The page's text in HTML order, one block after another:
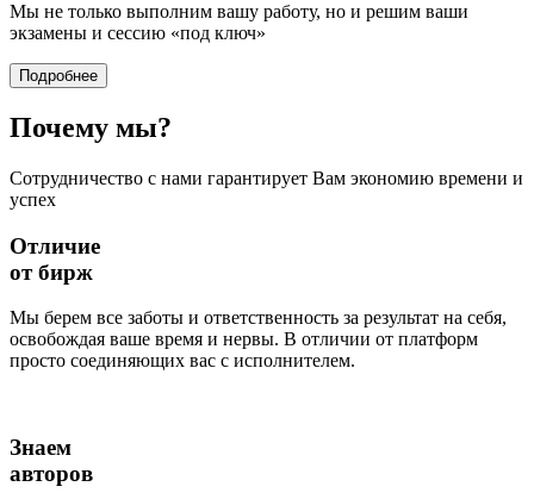
Мы не только выполним вашу работу, но и решим ваши
экзамены и сессию «под ключ»
Подробнее
Почему мы?
Сотрудничество с нами гарантирует Вам экономию времени и
успех
Отличие
от бирж
Мы берем все заботы и ответственность за результат на себя,
освобождая ваше время и нервы. В отличии от платформ
просто соединяющих вас с исполнителем.
Знаем
авторов